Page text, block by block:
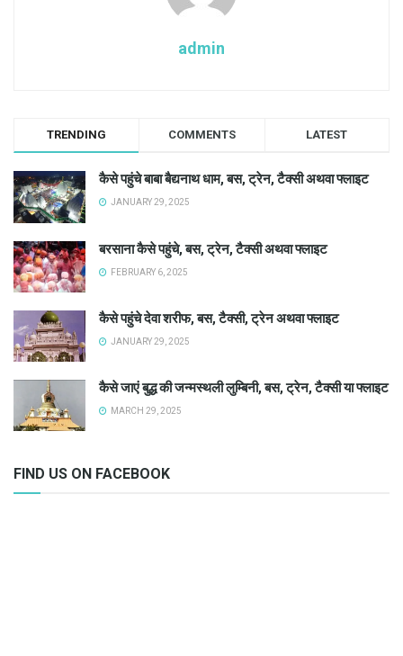
admin
TRENDING COMMENTS LATEST
कैसे पहुंचे बाबा बैद्यनाथ धाम, बस, ट्रेन, टैक्सी अथवा फ्लाइट
JANUARY 29, 2025
बरसाना कैसे पहुंचे, बस, ट्रेन, टैक्सी अथवा फ्लाइट
FEBRUARY 6, 2025
कैसे पहुंचे देवा शरीफ, बस, टैक्सी, ट्रेन अथवा फ्लाइट
JANUARY 29, 2025
कैसे जाएं बुद्ध की जन्मस्थली लुम्बिनी, बस, ट्रेन, टैक्सी या फ्लाइट
MARCH 29, 2025
FIND US ON FACEBOOK